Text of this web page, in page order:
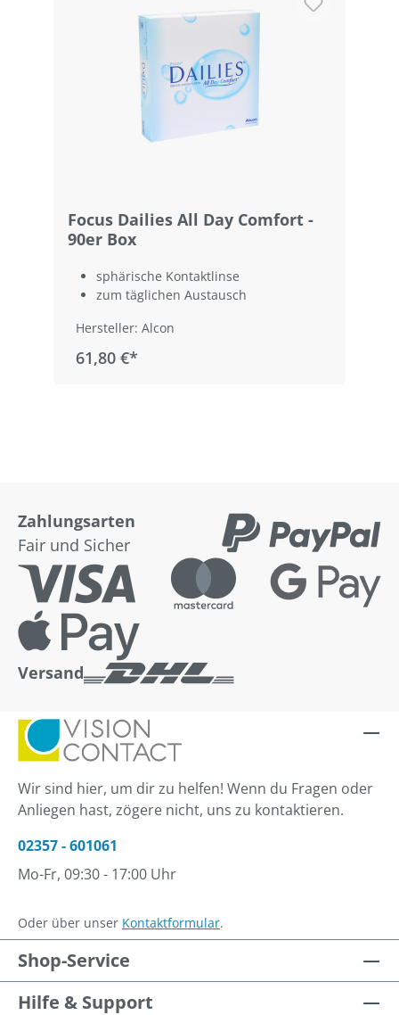
Focus Dailies All Day Comfort -
90er Box
sphärische Kontaktlinse
zum täglichen Austausch
Hersteller: Alcon
61,80 €*
Zahlungsarten
Fair und Sicher
Versand
Wir sind hier, um dir zu helfen! Wenn du Fragen oder
Anliegen hast, zögere nicht, uns zu kontaktieren.
02357 - 601061
Mo-Fr, 09:30 - 17:00 Uhr
Oder über unser Kontaktformular.
Shop-Service
Hilfe & Support